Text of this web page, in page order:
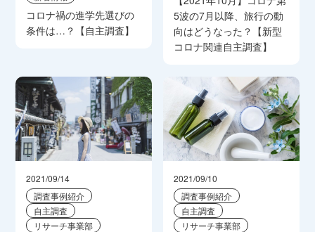
コロナ禍の進学先選びの
条件は…？【自主調査】
5波の7月以降、旅行の動
向はどうなった？【新型
コロナ関連自主調査】
2021/09/14
調査事例紹介
自主調査
リサーチ事業部
2021/09/10
調査事例紹介
自主調査
リサーチ事業部